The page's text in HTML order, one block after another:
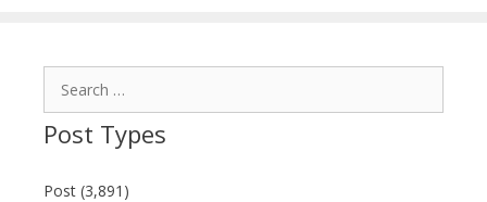
Post Types
Post (3,891)